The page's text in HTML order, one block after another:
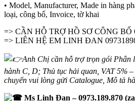
• Model, Manufacturer, Made in hàng
loại, công bố, Invoice, tờ khai
=> CẦN HỖ TRỢ HỒ SƠ CÔNG
=> LIÊN HỆ EM LINH ĐAN
Anh Chị cần hỗ trợ trọn gói Phân
hành C, D; Thủ tục hải quan, VAT 5%
chuyển vui lòng gửi Catalogue, Mô tả
Ms Linh Đan – 0973.189.870